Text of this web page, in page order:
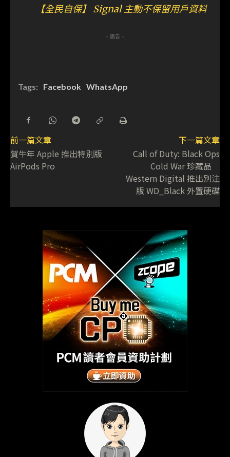
【全民自保】 Signal 主動不保留用戶資料
- 廣告 -
Tags: Facebook WhatsApp
前一篇文章
賀牛年 Apple 推出特別版
AirPods Pro
下一篇文章
Call of Duty: Black Ops
Cold War 珍藏品
Western Digital 推出別注
版 WD_Black 外置硬碟